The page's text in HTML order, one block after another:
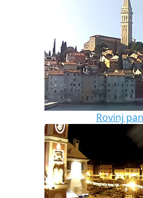
Rovinj